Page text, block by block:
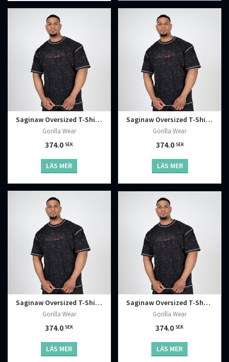
Saginaw Oversized T-Shirt, Washed Black
Gorilla Wear
374.0SEK
LÄS MER
Saginaw Oversized T-Shirt, Washed Black
Gorilla Wear
374.0 SEK
LÄS MER
Saginaw Oversized T-Shirt, Washed Black
Gorilla Wear
374.0SEK
LÄS MER
Saginaw Oversized T-Shirt, Washed Black
Gorilla Wear
374.0SEK
LÄS MER